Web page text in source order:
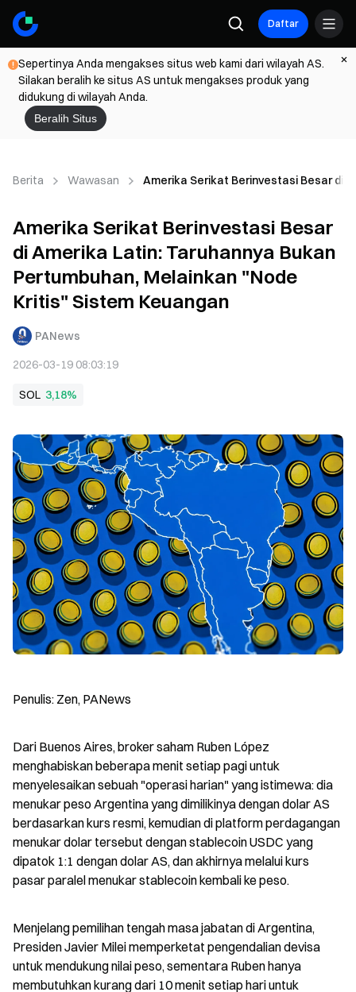
Daftar
Sepertinya Anda mengakses situs web kami dari wilayah AS.
Silakan beralih ke situs AS untuk mengakses produk yang
didukung di wilayah Anda.
Beralih Situs
Berita Wawasan Amerika Serikat Berinvestasi Besar di
Amerika Serikat Berinvestasi Besar
di Amerika Latin: Taruhannya Bukan
Pertumbuhan, Melainkan "Node
Kritis" Sistem Keuangan
PANews
2026-03-19 08:03:19
SOL 3,18%
Penulis: Zen, PANews
Dari Buenos Aires, broker saham Ruben López
menghabiskan beberapa menit setiap pagi untuk
menyelesaikan sebuah "operasi harian" yang istimewa: dia
menukar peso Argentina yang dimilikinya dengan dolar AS
berdasarkan kurs resmi, kemudian di platform perdagangan
menukar dolar tersebut dengan stablecoin USDC yang
dipatok 1:1 dengan dolar AS, dan akhirnya melalui kurs
pasar paralel menukar stablecoin kembali ke peso.
Menjelang pemilihan tengah masa jabatan di Argentina,
Presiden Javier Milei memperketat pengendalian devisa
untuk mendukung nilai peso, sementara Ruben hanya
membutuhkan kurang dari 10 menit setiap hari untuk